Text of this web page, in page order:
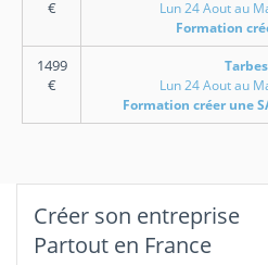
€
Lun 24 Aout au
Formation
1499
€
Lun 24 Aout au
Formation créer une
Créer son entreprise
Partout en France